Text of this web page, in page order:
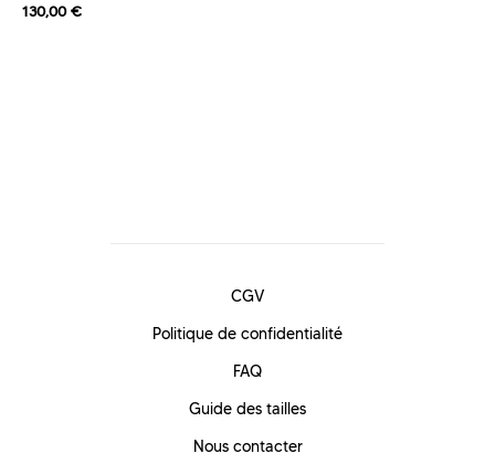
130,00€
CGV
Politique de confidentialité
FAQ
Guide des tailles
Nous contacter